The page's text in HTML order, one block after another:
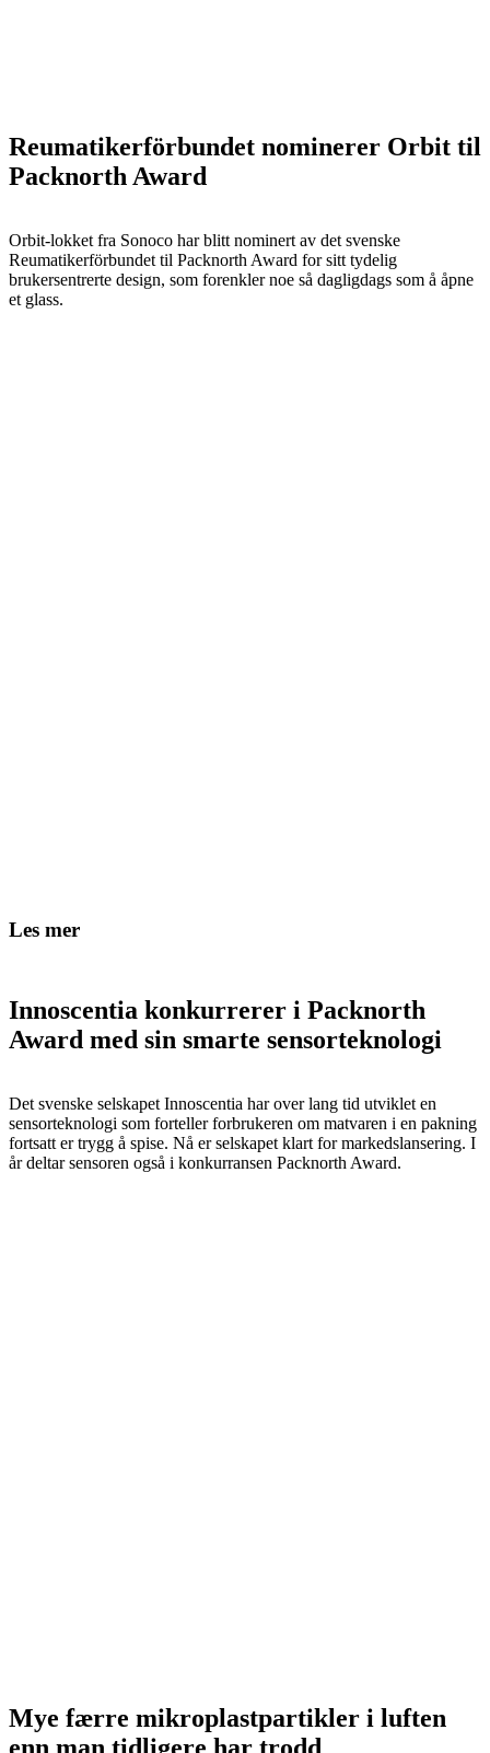
Reumatikerförbundet nominerer Orbit til
Packnorth Award
Orbit-lokket fra Sonoco har blitt nominert av det svenske
Reumatikerförbundet til Packnorth Award for sitt tydelig
brukersentrerte design, som forenkler noe så dagligdags som å åpne
et glass.
Les mer
Innoscentia konkurrerer i Packnorth
Award med sin smarte sensorteknologi
Det svenske selskapet Innoscentia har over lang tid utviklet en
sensorteknologi som forteller forbrukeren om matvaren i en pakning
fortsatt er trygg å spise. Nå er selskapet klart for markedslansering. I
år deltar sensoren også i konkurransen Packnorth Award.
Mye færre mikroplastpartikler i luften
enn man tidligere har trodd